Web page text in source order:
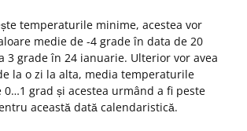
temperaturile minime, acestea vor
medie de -4 grade în data de 20
3 grade în 24 ianuarie. Ulterior vor avea
la o zi la alta, media temperaturile
grad și acestea urmând a fi peste
această dată calendaristică.